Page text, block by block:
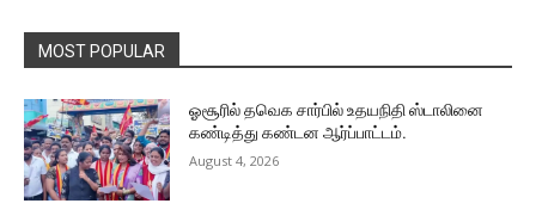
MOST POPULAR
ஓசூரில் தவெக சார்பில் உதயநிதி ஸ்டாலினை
கண்டித்து கண்டன ஆர்ப்பாட்டம்.
August 4, 2026